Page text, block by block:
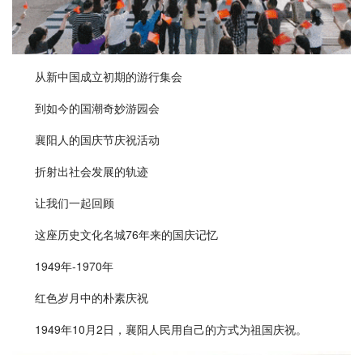
从新中国成立初期的游行集会
到如今的国潮奇妙游园会
襄阳人的国庆节庆祝活动
折射出社会发展的轨迹
让我们一起回顾
这座历史文化名城76年来的国庆记忆
1949年-1970年
红色岁月中的朴素庆祝
1949年10月2日，襄阳人民用自己的方式为祖国庆祝。